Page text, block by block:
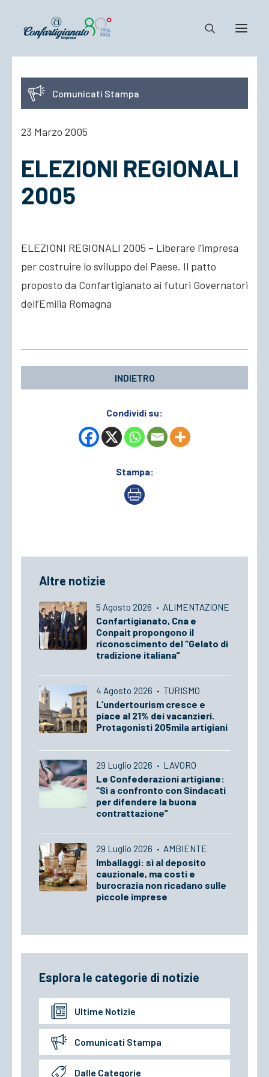
Notizie e Documenti
Confartigianato
Cosa Facciamo
ACCEDI
Comunicati Stampa
23 Marzo 2005
ELEZIONI REGIONALI
2005
ELEZIONI REGIONALI 2005 – Liberare l’impresa
per costruire lo sviluppo del Paese. Il patto
proposto da Confartigianato ai futuri Governatori
dell’Emilia Romagna
INDIETRO
Condividi su:
Stampa:
Altre notizie
5 Agosto 2026 · ALIMENTAZIONE
Confartigianato, Cna e
Conpait propongono il
riconoscimento del “Gelato di
tradizione italiana”
4 Agosto 2026 · TURISMO
L’undertourism cresce e
piace al 21% dei vacanzieri.
Protagonisti 205mila artigiani
29 Luglio 2026 · LAVORO
Le Confederazioni artigiane:
“Sì a confronto con Sindacati
per difendere la buona
contrattazione”
29 Luglio 2026 · AMBIENTE
Imballaggi: sì al deposito
cauzionale, ma costi e
burocrazia non ricadano sulle
piccole imprese
Esplora le categorie di notizie
Ultime Notizie
Comunicati Stampa
Dalle Categorie